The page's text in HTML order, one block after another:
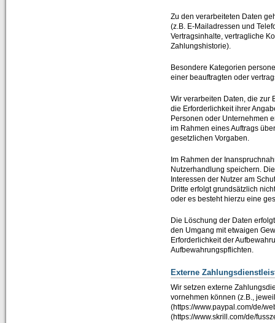
Zu den verarbeiteten Daten
(z.B. E-Mailadressen und
Vertragsinhalte, vertragliche
Zahlungshistorie).
Besondere Kategorien
einer beauftragten oder
Wir verarbeiten Daten, die zur
die Erforderlichkeit ihrer
Personen oder Unternehmen
im Rahmen eines Auftrags
gesetzlichen Vorgaben.
Im Rahmen der
Nutzerhandlung speichern.
Interessen der Nutzer am
Dritte erfolgt grundsätzlich
oder es besteht hierzu eine
Die Löschung der Daten
den Umgang mit etwaigen
Erforderlichkeit der
Aufbewahrungspflichten.
Externe
Wir setzen externe
vornehmen können (z.B.,
(https://www.paypal.com/de/
(https://www.skrill.com/de/